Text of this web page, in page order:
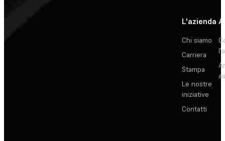
L'azienda
Chi siamo
Carriera
Stampa
Le nostre
iniziative
Contatti